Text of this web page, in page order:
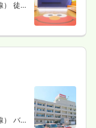
徒歩
バス